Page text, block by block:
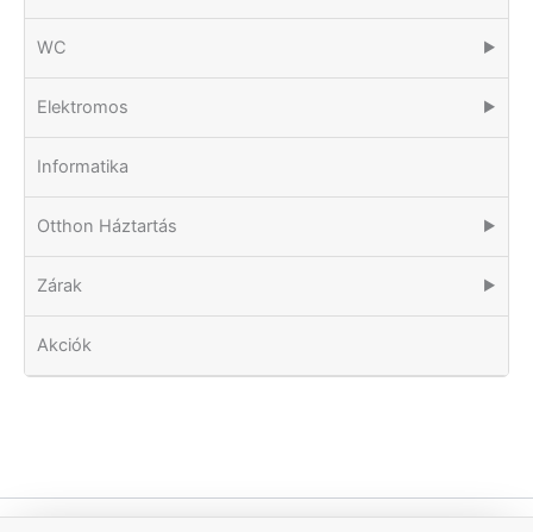
WC ▶
Elektromos ▶
Informatika
Otthon Háztartás ▶
Zárak ▶
Akciók